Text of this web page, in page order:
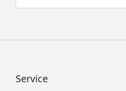
Service